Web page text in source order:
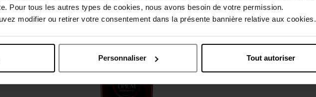
Pour tous les autres types de cookies, nous avons besoin de votre permission.
modifier ou retirer votre consentement dans la présente bannière relative aux cookies.
Personnaliser Tout autoriser